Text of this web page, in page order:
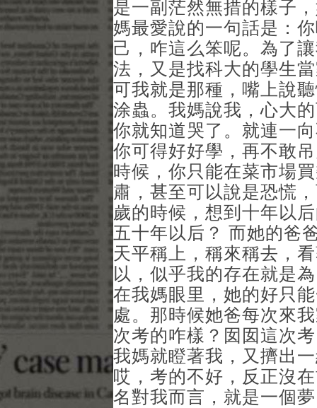
是一副茫然無措的樣子
媽最愛說的一句話是：
己，咋這么笨呢。為了
法，又是找科大的學生
可我就是那種，嘴上說
涂蟲。我媽說我，心大
你就知道哭了。就連一
你可得好好學，再不敢
時候，你只能在菜市場
肅，甚至可以說是恐慌
歲的時候，想到十年以
五十年以后？ 而她的爸
天平稱上，稱來稱去，
以，似乎我的存在就是
在我媽眼里，她的好只
處。那時候她爸每次來
次考的咋樣？囡囡這次
我媽就瞪著我，又擠出
哎，考的不好，反正沒
名對我而言，就是一個